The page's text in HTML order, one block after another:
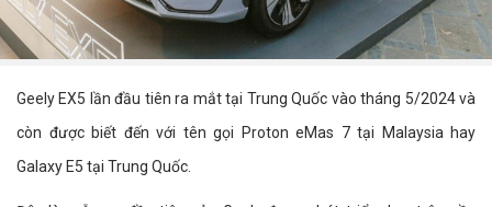
Geely EX5 lần đầu tiên ra mắt tại Trung Quốc vào tháng 5/2024 và
còn được biết đến với tên gọi Proton eMas 7 tại Malaysia hay
Galaxy E5 tại Trung Quốc.